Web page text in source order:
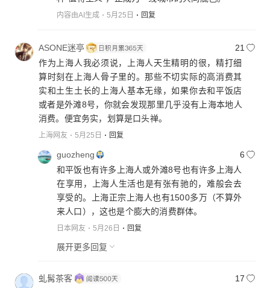
内容由AI生成 5月25日 回复
ASONE迷亭
21
作为上海人我必须说，上海人天生精明的很，精打细
算时刻在上海人骨子里的。那些不切实际的高消费其
实和土生土长的上海人基本无缘，如果你去和平饭店
或者是外滩8号，你就会发现那里几乎没有上海本地人
消费。便宜务实，划算是口头禅。
上海网友 5月25日 回复
guozheng
6
和平饭也有许多上海人或外滩8号也有许多上海人
在享用，上海人生活也是有张有驰的，难般会去
享受的。上海正宗上海人也有1500多万（不算外
来人口），这也是个膨大的消费群体。
日本网友 5月26日 回复
展开更多回复
虬髯茶客
17